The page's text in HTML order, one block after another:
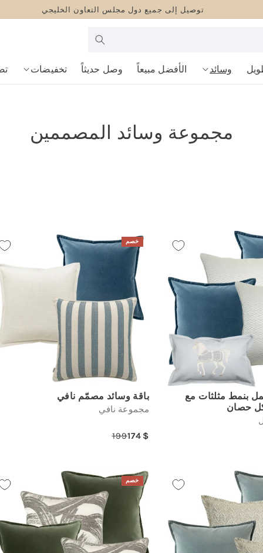
توصيل إلى جميع دول مجلس التعاون الخليجي
وسائد الأفضل مبيعاً وصل حديثاً تخفيضات
ابحث
الموقع
مجموعة وسائد المصممين
بنمط مثلثات مع
حصان
خصم
باقة وسائد مصمّم نافي
مجموعة نافي
Regular199
Sale
174
خصم